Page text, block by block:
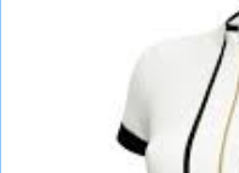
СНОУБОРДИ